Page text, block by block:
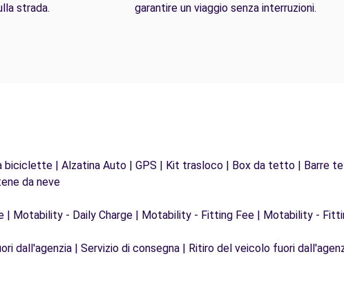
strada.
garantire un viaggio senza interruzioni.
biciclette | Alzatina Auto | GPS | Kit trasloco | Box da tetto | Barre
da neve
| Motability - Daily Charge | Motability - Fitting Fee | Motability -
dall'agenzia | Servizio di consegna | Ritiro del veicolo fuori